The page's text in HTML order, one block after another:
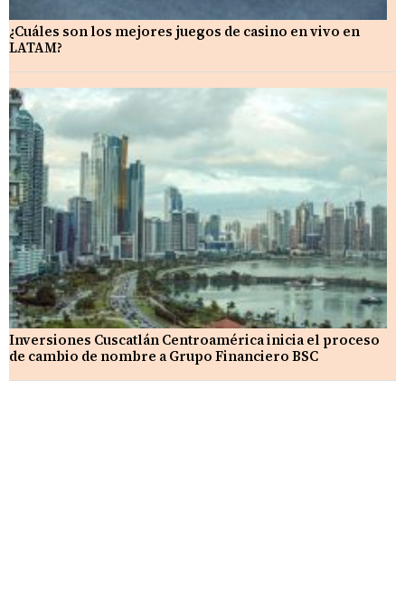
¿Cuáles son los mejores juegos de casino en vivo en
LATAM?
Inversiones Cuscatlán Centroamérica inicia el proceso
de cambio de nombre a Grupo Financiero BSC